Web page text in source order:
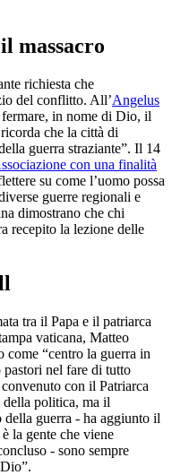
massacro
richiesta che
del conflitto. All’Angelus
in nome di Dio, il
che la città di
guerra straziante”. Il 14
con una finalità
su come l’uomo possa
guerre regionali e
dimostrano che chi
recepito la lezione delle
tra il Papa e il patriarca
vaticana, Matteo
“centro la guerra in
nel fare di tutto
con il Patriarca
della politica, ma il
guerra - ha aggiunto il
la gente che viene
- sono sempre